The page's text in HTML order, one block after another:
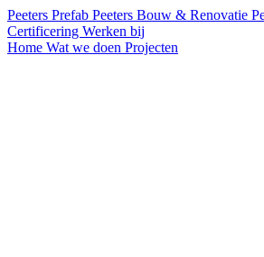
Peeters Prefab Peeters Bouw & Renovatie
Certificering Werken bij
Home Wat we doen Projecten